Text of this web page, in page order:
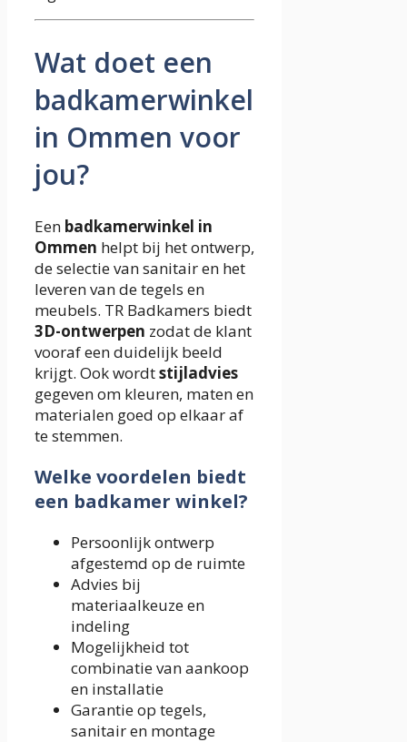
Wat doet een
badkamerwinkel
in Ommen voor
jou?
Een badkamerwinkel in
Ommen helpt bij het ontwerp,
de selectie van sanitair en het
leveren van de tegels en
meubels. TR Badkamers biedt
3D-ontwerpen zodat de klant
vooraf een duidelijk beeld
krijgt. Ook wordtstijladvies
gegeven om kleuren, maten en
materialen goed op elkaar af
te stemmen.
Welke voordelen biedt
een badkamer winkel?
Persoonlijk ontwerp
afgestemd op de ruimte
Advies bij
materiaalkeuze en
indeling
Mogelijkheid tot
combinatie van aankoop
en installatie
Garantie op tegels,
sanitair en montage